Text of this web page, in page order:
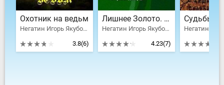
Охотник на ведьм
Негатин Игорь Якубович, Локамп Пауль
3.8(6)
Лишнее Золото. Трилогия
Негатин Игорь Якубович
4.23(7)